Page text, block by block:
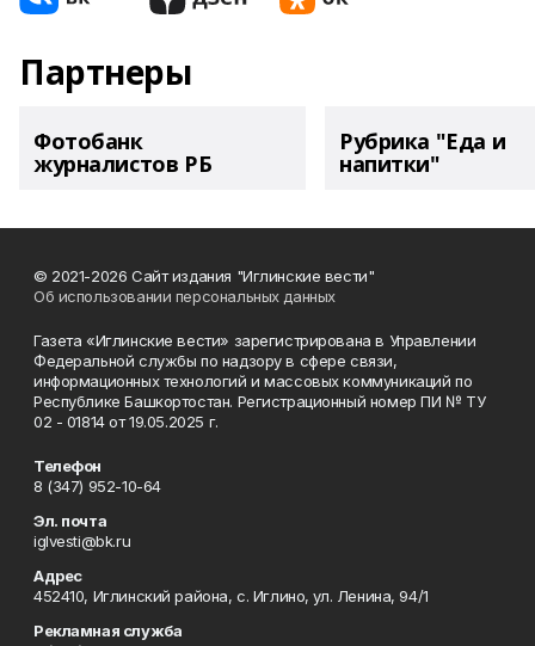
Партнеры
Фотобанк
журналистов РБ
Рубрика "Еда и
напитки"
© 2021-2026 Сайт издания "Иглинские вести"
Об использовании персональных данных
Газета «Иглинские вести» зарегистрирована в Управлении
Федеральной службы по надзору в сфере связи,
информационных технологий и массовых коммуникаций по
Республике Башкортостан. Регистрационный номер ПИ № ТУ
02 - 01814 от 19.05.2025 г.
Телефон
8 (347) 952-10-64
Эл. почта
iglvesti@bk.ru
Адрес
452410, Иглинский района, с. Иглино, ул. Ленина, 94/1
Рекламная служба